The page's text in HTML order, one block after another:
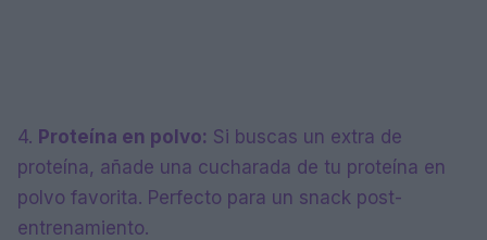
4. Proteína en polvo: Si buscas un extra de
proteína, añade una cucharada de tu proteína en
polvo favorita. Perfecto para un snack post-
entrenamiento.